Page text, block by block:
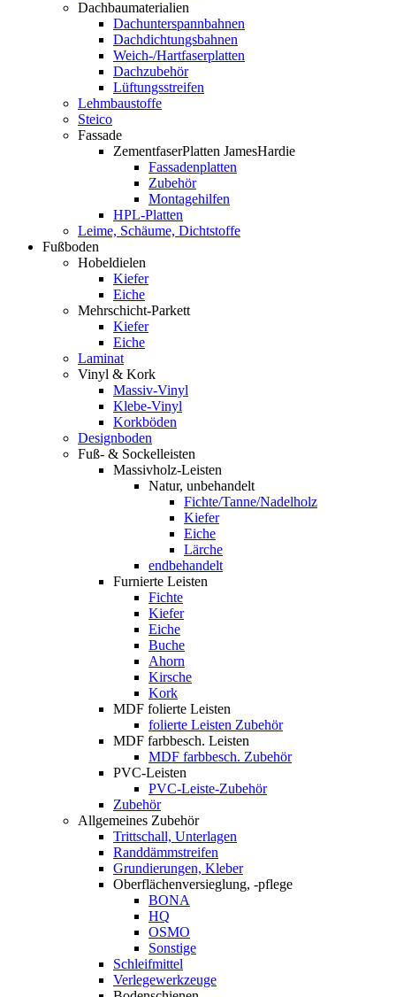
Dachbaumaterialien
Dachunterspannbahnen
Dachdichtungsbahnen
Weich-/Hartfaserplatten
Dachzubehör
Lüftungsstreifen
Lehmbaustoffe
Steico
Fassade
ZementfaserPlatten JamesHardie
Fassadenplatten
Zubehör
Montagehilfen
HPL-Platten
Leime, Schäume, Dichtstoffe
Fußboden
Hobeldielen
Kiefer
Eiche
Mehrschicht-Parkett
Kiefer
Eiche
Laminat
Vinyl & Kork
Massiv-Vinyl
Klebe-Vinyl
Korkböden
Designboden
Fuß- & Sockelleisten
Massivholz-Leisten
Natur, unbehandelt
Fichte/Tanne/Nadelholz
Kiefer
Eiche
Lärche
endbehandelt
Furnierte Leisten
Fichte
Kiefer
Eiche
Buche
Ahorn
Kirsche
Kork
MDF folierte Leisten
folierte Leisten Zubehör
MDF farbbesch. Leisten
MDF farbbesch. Zubehör
PVC-Leisten
PVC-Leiste-Zubehör
Zubehör
Allgemeines Zubehör
Trittschall, Unterlagen
Randdämmstreifen
Grundierungen, Kleber
Oberflächenversieglung, -pflege
BONA
HQ
OSMO
Sonstige
Schleifmittel
Verlegewerkzeuge